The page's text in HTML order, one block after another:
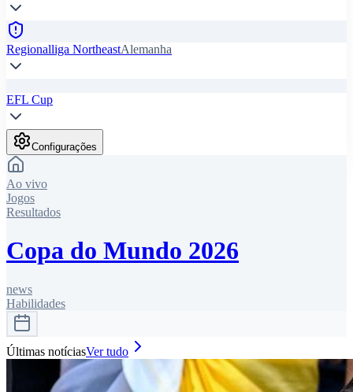
Regionalliga NortheastAlemanha
EFL Cup
Configurações
Ao vivo
Jogos
Resultados
Copa do Mundo 2026
news
Habilidades
Últimas notíciasVer tudo